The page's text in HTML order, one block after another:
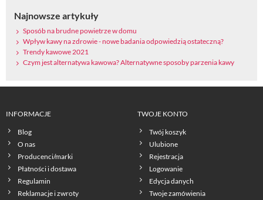
Najnowsze artykuły
Sposób na brudne powietrze w domu
Wpływ kawy na zdrowie - nowe badania odpowiedzią ostateczną?
Trendy kawowe 2021
Czym jest alternatywa kawowa? Alternatywne sposoby parzenia kawy
INFORMACJE
Blog
O nas
Producenci/marki
Płatności i dostawa
Regulamin
Reklamacje i zwroty
TWOJE KONTO
Twój koszyk
Ulubione
Rejestracja
Logowanie
Edycja danych
Twoje zamówienia